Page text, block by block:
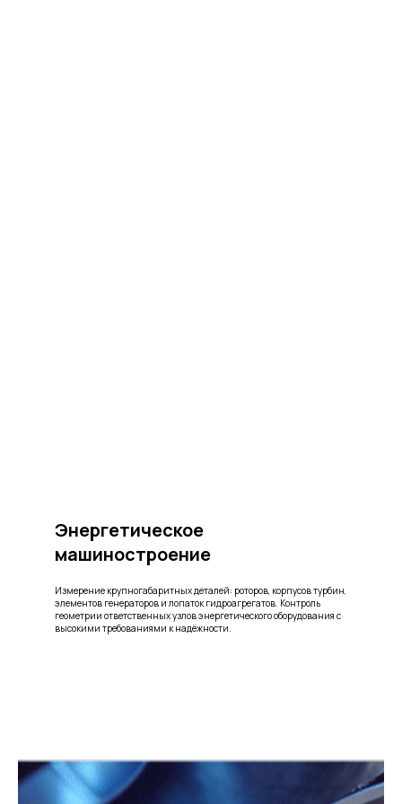
Энергетическое
машиностроение
Измерение крупногабаритных деталей: роторов, корпусов турбин,
элементов генераторов и лопаток гидроагрегатов. Контроль
геометрии ответственных узлов энергетического оборудования с
высокими требованиями к надёжности.